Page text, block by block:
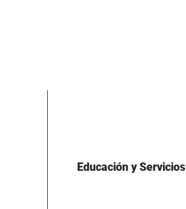
Educación y Servicios